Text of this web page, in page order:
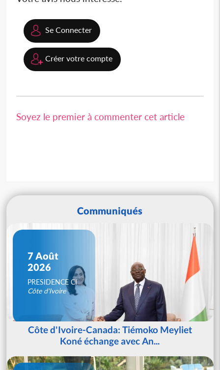
Se Connecter
Créer votre compte
Soyez le premier à commenter cet article
Communiqués
7 Août
2026
PRESIDENCE CI
Côte d'Ivoire
Côte d'Ivoire-Canada: Tiémoko Meyliet
Koné échange avec An...